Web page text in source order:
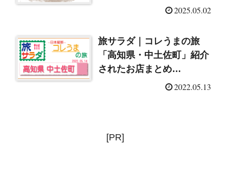
2025.05.02
旅サラダ｜コレうまの旅
「高知県・中土佐町」紹介
されたお店まとめ
2022.05.13
[PR]